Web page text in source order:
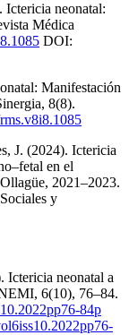
neonatal:
Médica
DOI:
Manifestación
8(8).
J. (2024). Ictericia
en el
2021–2023.
y
neonatal a
6(10), 76–84.
84p